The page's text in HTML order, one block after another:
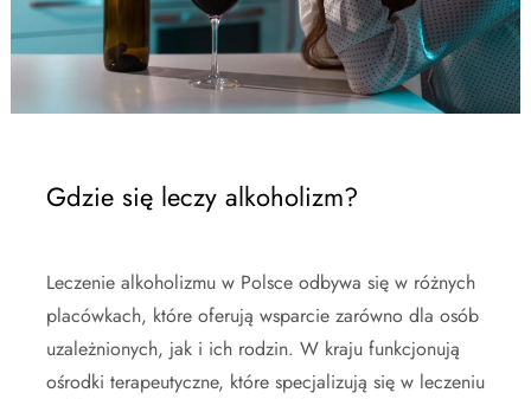
Gdzie się leczy alkoholizm?
Leczenie alkoholizmu w Polsce odbywa się w różnych
placówkach, które oferują wsparcie zarówno dla osób
uzależnionych, jak i ich rodzin. W kraju funkcjonują
ośrodki terapeutyczne, które specjalizują się w leczeniu